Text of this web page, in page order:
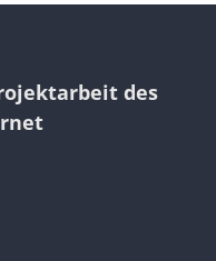
des